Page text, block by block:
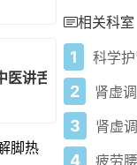
讲舌象与消化关联
脚热
相关科室
1
2
3
4 疲劳